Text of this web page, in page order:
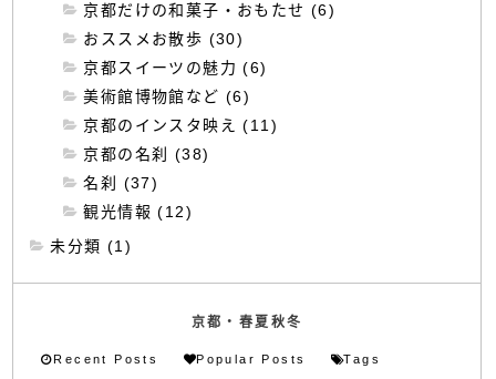
京都だけの和菓子・おもたせ (6)
おススメお散歩 (30)
京都スイーツの魅力 (6)
美術館博物館など (6)
京都のインスタ映え (11)
京都の名刹 (38)
名刹 (37)
観光情報 (12)
未分類 (1)
京都・春夏秋冬
Recent Posts Popular Posts Tags